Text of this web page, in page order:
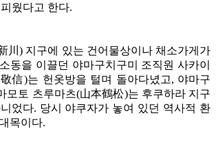
웠다고 한다.
川) 지구에 있는 건어물상이나 채소가게 가
동을 이끌던 야마구치구미 조직원 사카이
信)는 헌옷방을 털며 돌아다녔고, 야마구
모토 츠루마츠(山本鶴松)는 후쿠하라 지구
었다. 당시 야쿠자가 놓여 있던 역사적 환
목이다.